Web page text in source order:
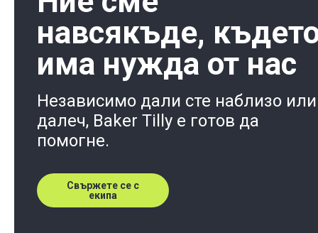
навсякъде,
има нужда от нас
Независимо дали сте наблизо или
далеч, Baker Tilly e готов да
помогне.
Свържете се с
екипа